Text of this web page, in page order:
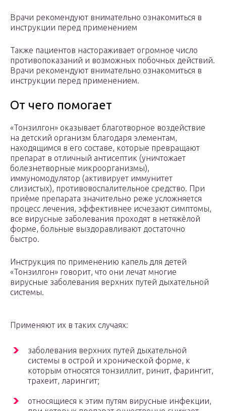
Врачи рекомендуют внимательно ознакомиться в
инструкции перед применением
Также пациентов настораживает огромное число
противопоказаний и возможных побочных действий.
Врачи рекомендуют внимательно ознакомиться в
инструкции перед применением.
От чего помогает
«Тонзилгон» оказывает благотворное воздействие
на детский организм благодаря элементам,
находящимся в его составе, которые превращают
препарат в отличный антисептик (уничтожает
болезнетворные микроорганизмы),
иммуномодулятор (активирует иммунитет
слизистых), противовоспалительное средство. При
приёме препарата значительно реже усложняется
процесс лечения, эффективнее исчезают симптомы,
все вирусные заболевания проходят в нетяжёлой
форме, больные выздоравливают достаточно
быстро.
Инструкция по применению капель для детей
«Тонзилгон» говорит, что они лечат многие
вирусные заболевания верхних путей дыхательной
системы.
Применяют их в таких случаях:
заболевания верхних путей дыхательной
системы в острой и хронической форме, к
которым относятся тонзиллит, ринит, фарингит,
трахеит, ларингит;
относящиеся к этим путям вирусные инфекции,